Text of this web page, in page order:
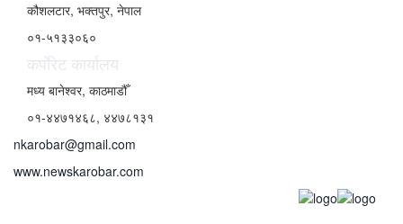
कौशलटार, भक्तपुर, नेपाल
०१-५१३३०६०
कर्पाेरेट कार्यालय
मध्य बानेश्वर, काठमाडौँ
०१-४४७१४६८, ४४७८१३१
nkarobar@gmail.com
www.newskarobar.com